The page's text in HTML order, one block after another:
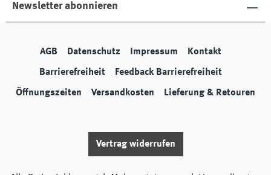
Newsletter abonnieren
AGB Datenschutz Impressum Kontakt
Barrierefreiheit Feedback Barrierefreiheit
Öffnungszeiten Versandkosten Lieferung & Retouren
Vertrag widerrufen